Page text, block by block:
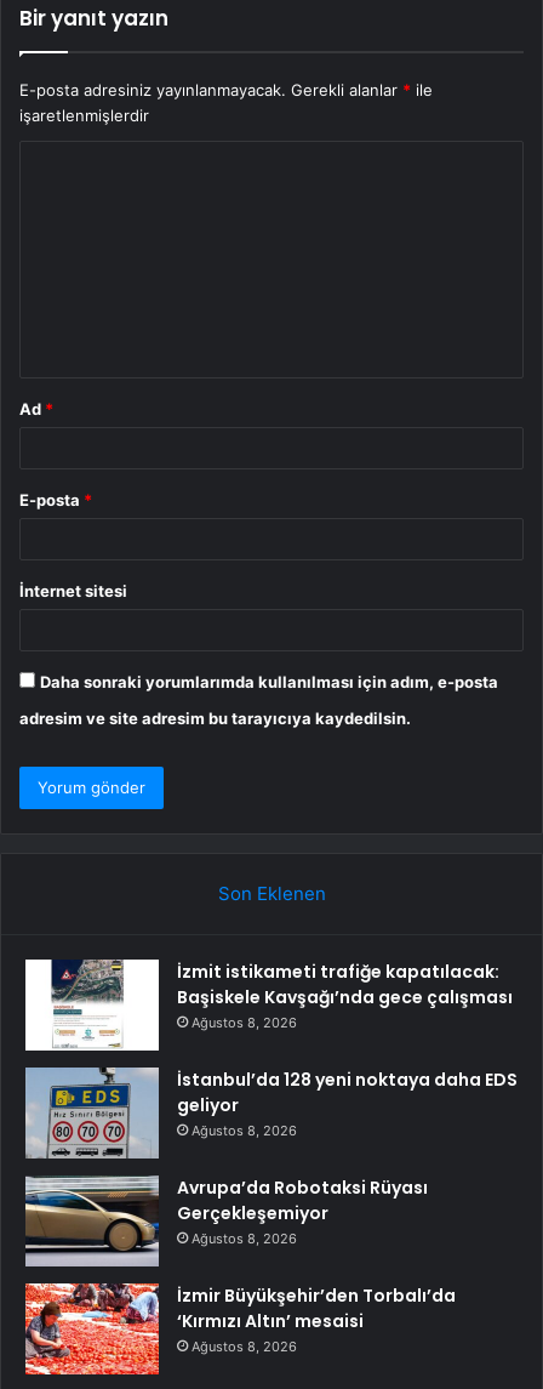
Bir yanıt yazın
E-posta adresiniz yayınlanmayacak. Gerekli alanlar * ile
işaretlenmişlerdir
Ad *
E-posta *
İnternet sitesi
Daha sonraki yorumlarımda kullanılması için adım, e-posta
adresim ve site adresim bu tarayıcıya kaydedilsin.
Son Eklenen
İzmit istikameti trafiğe kapatılacak:
Başiskele Kavşağı’nda gece çalışması
Ağustos 8, 2026
İstanbul’da 128 yeni noktaya daha EDS
geliyor
Ağustos 8, 2026
Avrupa’da Robotaksi Rüyası
Gerçekleşemiyor
Ağustos 8, 2026
İzmir Büyükşehir’den Torbalı’da
‘Kırmızı Altın’ mesaisi
Ağustos 8, 2026